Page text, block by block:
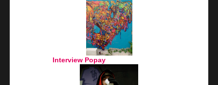
Interview Popay